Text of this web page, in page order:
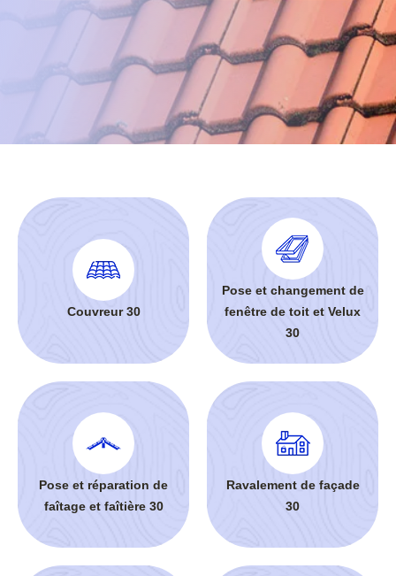
Couvreur 30
Pose et changement de
fenêtre de toit et Velux
30
Pose et réparation de
faîtage et faîtière 30
Ravalement de façade
30